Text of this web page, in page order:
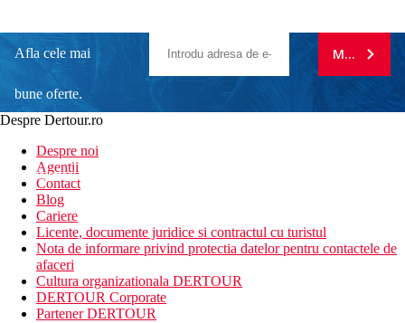
Afla cele mai
bune oferte.
newsletter!
MA
Despre Dertour.ro
Despre noi
Agentii
Contact
Blog
Cariere
Licente, documente juridice si contractul cu turistul
Nota de informare privind protectia datelor pentru contactele de
afaceri
Cultura organizationala DERTOUR
DERTOUR Corporate
Partener DERTOUR